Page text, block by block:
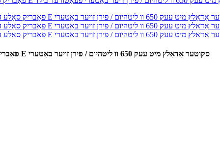
פאַבריק סאַלע הויך ספּיד שנעל מאָביליטי עלעקטריק 4 וויל מאָביליטי עלעקטריק E סקוטער אַדאַלץ מיט עעק 650 וו ליטהיום / פירן זויער באַטערי